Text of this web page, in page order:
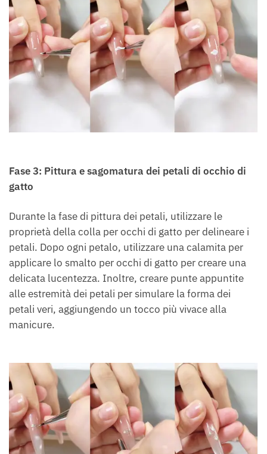
Fase 3: Pittura e sagomatura dei petali di occhio di
gatto
Durante la fase di pittura dei petali, utilizzare le
proprietà della colla per occhi di gatto per delineare i
petali. Dopo ogni petalo, utilizzare una calamita per
applicare lo smalto per occhi di gatto per creare una
delicata lucentezza. Inoltre, creare punte appuntite
alle estremità dei petali per simulare la forma dei
petali veri, aggiungendo un tocco più vivace alla
manicure.